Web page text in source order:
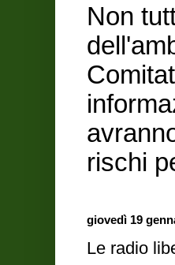
Non
rischi
giovedì 19
Le radio